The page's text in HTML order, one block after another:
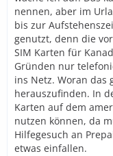
nennen, aber im
bis zur
genutzt, denn die
SIM Karten für
Gründen nur
ins Netz. Woran das
herauszufinden. In
Karten auf dem
nutzen können, da
Hilfegesuch an
etwas einfallen.